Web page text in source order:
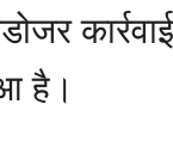
है।